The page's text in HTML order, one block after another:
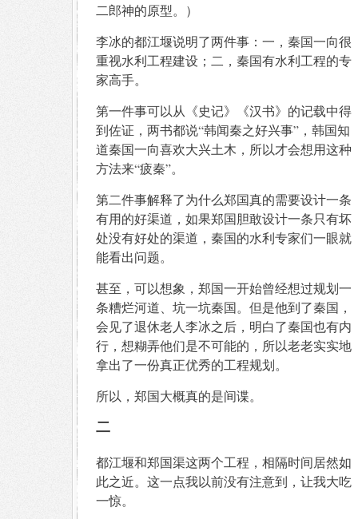
二郎神的原型。）
李冰的都江堰说明了两件事：一，秦国一向很
重视水利工程建设；二，秦国有水利工程的专
家高手。
第一件事可以从《史记》《汉书》的记载中得
到佐证，两书都说“韩闻秦之好兴事”，韩国知
道秦国一向喜欢大兴土木，所以才会想用这种
方法来“疲秦”。
第二件事解释了为什么郑国真的需要设计一条
有用的好渠道，如果郑国胆敢设计一条只有坏
处没有好处的渠道，秦国的水利专家们一眼就
能看出问题。
甚至，可以想象，郑国一开始曾经想过规划一
条糟烂河道、坑一坑秦国。但是他到了秦国，
会见了退休老人李冰之后，明白了秦国也有内
行，想糊弄他们是不可能的，所以老老实实地
拿出了一份真正优秀的工程规划。
所以，郑国大概真的是间谍。
二
都江堰和郑国渠这两个工程，相隔时间居然如
此之近。这一点我以前没有注意到，让我大吃
一惊。